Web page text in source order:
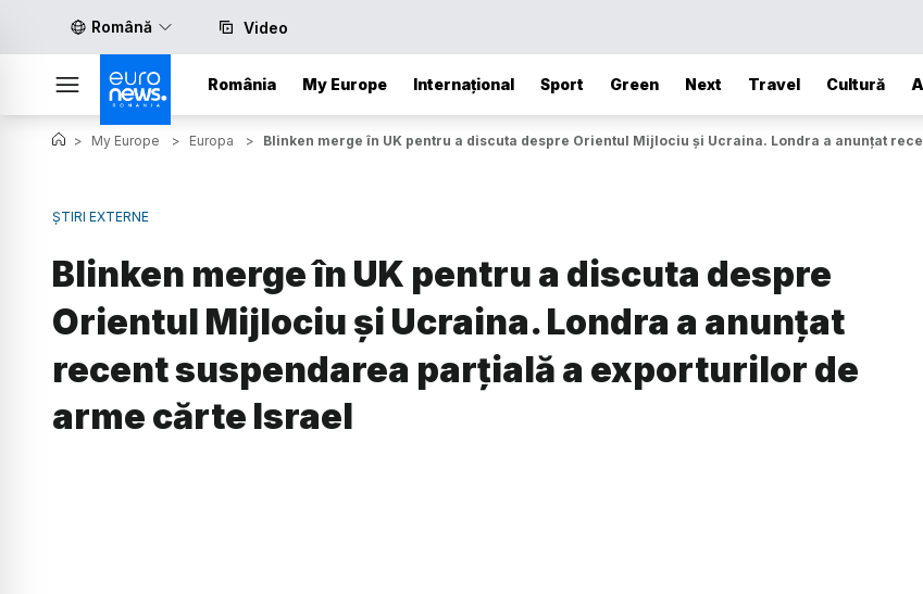
Română Video
România My Europe Internațional Sport Green Next Travel Cultură
> My Europe > Europa > Blinken merge în UK pentru a discuta despre Orientul Mijlociu şi Ucraina. Londra a anunțat
ȘTIRI EXTERNE
Blinken merge în UK pentru a discuta despre
Orientul Mijlociu şi Ucraina. Londra a anunțat
recent suspendarea parțială a exporturilor de
arme cărte Israel